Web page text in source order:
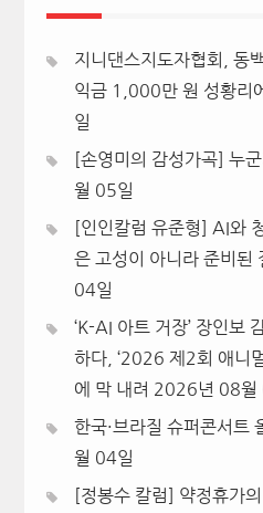
지니댄스지도자협회, 동
익금 1,000만 원 성황리
일
[손영미의 감성가곡] 누
월 05일
[인인칼럼 유준형] AI와
은 고성이 아니라 준비된
04일
‘K-AI 아트 거장’ 장인보
하다, ‘2026 제2회 애니
에 막 내려 2026년 08월
한국·브라질 슈퍼콘서트
월 04일
[정봉수 칼럼] 약정휴가